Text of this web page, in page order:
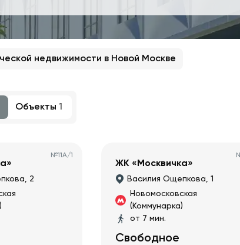
недвижимости в Новой Москве
Объекты 1
№11А/1
2
ЖК «Москвичка»
Василия Ощепкова, 1
Новомосковская
(Коммунарка)
от 7 мин.
Свободное